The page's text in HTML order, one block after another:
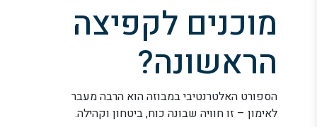
מוכנים לקפיצה
הראשונה?
הספורט האלטרנטיבי במבוזה הוא הרבה מעבר
לאימון – זו חוויה שבונה כוח, ביטחון וקהילה.